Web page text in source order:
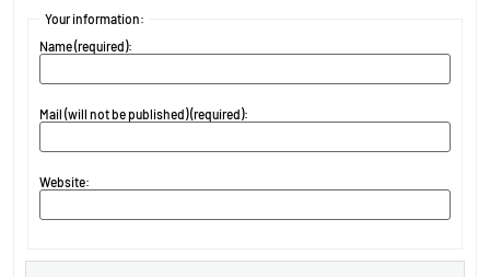
Your information:
Name (required):
Mail (will not be published) (required):
Website: